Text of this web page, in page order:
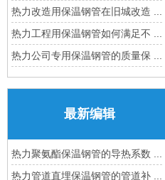
热力改造用保温钢管在旧城改造 ...
热力工程用保温钢管如何满足不 ...
热力公司专用保温钢管的质量保 ...
最新编辑
热力聚氨酯保温钢管的导热系数 ...
热力管道直埋保温钢管的管道补 ...